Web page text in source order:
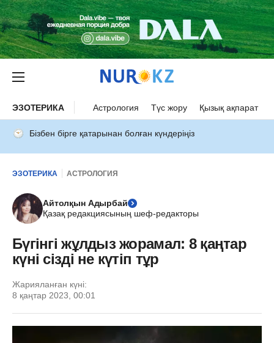
ЭЗОТЕРИКА Астрология Түс жору Қызық ақпарат
Бізбен бірге қатарынан болған күндеріңіз
ЭЗОТЕРИКА АСТРОЛОГИЯ
Айтолқын Адырбай
Қазақ редакциясының шеф-редакторы
Бүгінгі жұлдыз жорамал: 8 қаңтар
күні сізді не күтіп тұр
Жарияланған күні:
8 қаңтар 2023, 00:01